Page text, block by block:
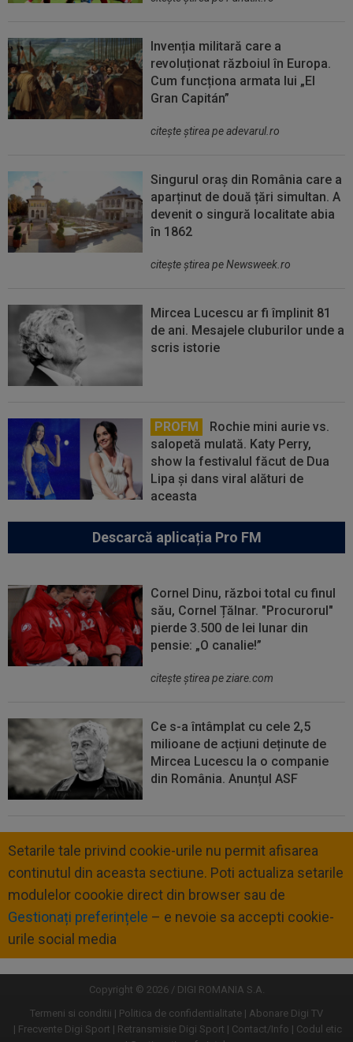
Invenția militară care a
revoluționat războiul în Europa.
Cum funcționa armata lui „El
Gran Capitán”
citeşte ştirea pe adevarul.ro
Singurul oraș din România care a
aparținut de două țări simultan. A
devenit o singură localitate abia
în 1862
citeşte ştirea pe Newsweek.ro
Mircea Lucescu ar fi împlinit 81
de ani. Mesajele cluburilor unde a
scris istorie
PROFM
Rochie mini aurie vs.
salopetă mulată. Katy Perry,
show la festivalul făcut de Dua
Lipa și dans viral alături de
aceasta
Descarcă aplicația Pro FM
Cornel Dinu, război total cu finul
său, Cornel Țălnar. "Procurorul"
pierde 3.500 de lei lunar din
pensie: „O canalie!”
citeşte ştirea pe ziare.com
Ce s-a întâmplat cu cele 2,5
milioane de acțiuni deținute de
Mircea Lucescu la o companie
din România. Anunțul ASF
Setarile tale privind cookie-urile nu permit afisarea
continutul din aceasta sectiune. Poti actualiza setarile
modulelor coookie direct din browser sau de
Gestionați preferințele – e nevoie sa accepti cookie-
urile social media
Copyright © 2026 / DIGI ROMANIA S.A.
Termeni si conditii
Politica de confidentialitate
Abonare Digi TV
Frecvente Digi Sport
Retransmisie Digi Sport Contact/Info
Codul etic